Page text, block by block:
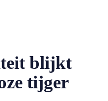
blijkt
tijger